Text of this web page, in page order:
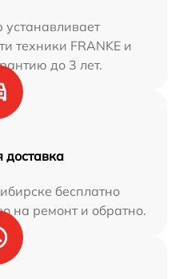
техники FRANKE и
до 3 лет.
доставка
бесплатно
на ремонт и обратно.